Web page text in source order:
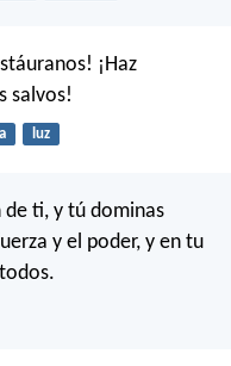
¡Haz
salvos!
luz
de ti, y tú dominas
y el poder, y en tu